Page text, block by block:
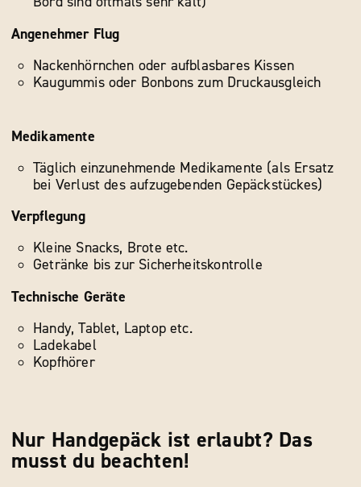
Angenehmer Flug
Nackenhörnchen oder aufblasbares Kissen
Kaugummis oder Bonbons zum Druckausgleich
Medikamente
Täglich einzunehmende Medikamente (als Ersatz
bei Verlust des aufzugebenden Gepäckstückes)
Verpflegung
Kleine Snacks, Brote etc.
Getränke bis zur Sicherheitskontrolle
Technische Geräte
Handy, Tablet, Laptop etc.
Ladekabel
Kopfhörer
Nur Handgepäck ist erlaubt? Das
musst du beachten!